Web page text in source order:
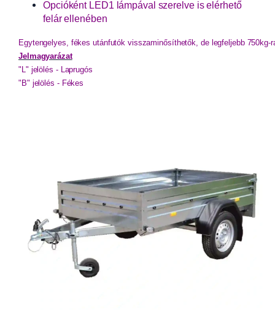
Opcióként LED1 lámpával szerelve is elérhető
felár ellenében
Egytengelyes, fékes utánfutók visszaminősíthetők, de legfeljebb
Jelmagyarázat
"L" jelölés - Laprugós
"B" jelölés - Fékes